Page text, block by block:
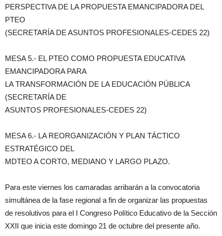
PERSPECTIVA DE LA PROPUESTA EMANCIPADORA DEL
PTEO
(SECRETARÍA DE ASUNTOS PROFESIONALES-CEDES 22)
MESA 5.- EL PTEO COMO PROPUESTA EDUCATIVA
EMANCIPADORA PARA
LA TRANSFORMACIÓN DE LA EDUCACIÓN PÚBLICA
(SECRETARÍA DE
ASUNTOS PROFESIONALES-CEDES 22)
MESA 6.- LA REORGANIZACIÓN Y PLAN TÁCTICO
ESTRATÉGICO DEL
MDTEO A CORTO, MEDIANO Y LARGO PLAZO.
Para este viernes los camaradas arribarán a la convocatoria
simultánea de la fase regional a fin de organizar las propuestas
de resolutivos para el I Congreso Político Educativo de la Sección
XXII que inicia este domingo 21 de octubre del presente año.